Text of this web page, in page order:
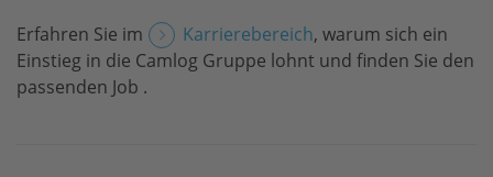
Erfahren Sie im
Karrierebereich, warum sich ein
Einstieg in die Camlog Gruppe lohnt und finden Sie den
passenden Job .